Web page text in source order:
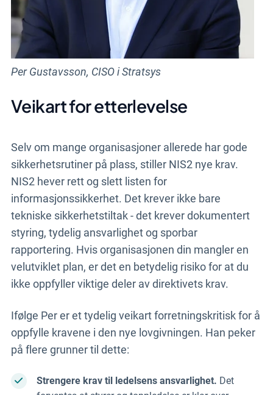
Per Gustavsson, CISO i Stratsys
Veikart for etterlevelse
Selv om mange organisasjoner allerede har gode
sikkerhetsrutiner på plass, stiller NIS2 nye krav.
NIS2 hever rett og slett listen for
informasjonssikkerhet. Det krever ikke bare
tekniske sikkerhetstiltak - det krever dokumentert
styring, tydelig ansvarlighet og sporbar
rapportering. Hvis organisasjonen din mangler en
velutviklet plan, er det en betydelig risiko for at du
ikke oppfyller viktige deler av direktivets krav.
Ifølge Per er et tydelig veikart forretningskritisk for å
oppfylle kravene i den nye lovgivningen. Han peker
på flere grunner til dette:
Strengere krav til ledelsens ansvarlighet. Det